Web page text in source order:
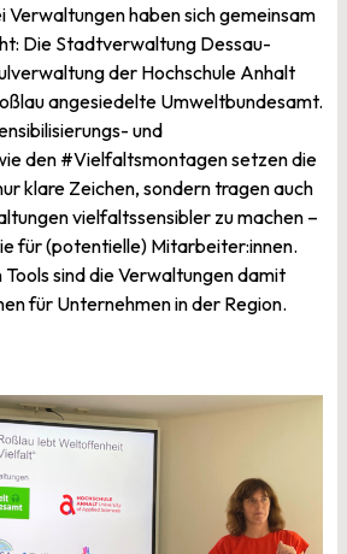
Verwaltungen haben sich gemeinsam
Die Stadtverwaltung Dessau-
der Hochschule Anhalt
angesiedelte Umweltbundesamt.
und
den #Vielfaltsmontagen setzen die
klare Zeichen, sondern tragen auch
vielfaltssensibler zu machen –
für (potentielle) Mitarbeiter:innen.
sind die Verwaltungen damit
für Unternehmen in der Region.